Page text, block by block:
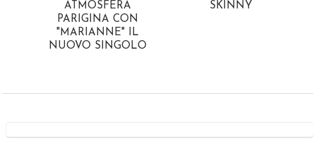
SKINNY
ATMOSFERA
PARIGINA CON
"MARIANNE" IL
NUOVO SINGOLO